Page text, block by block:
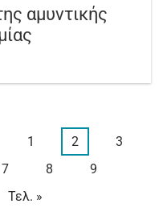
αμυντικής
Page
1
Τρέχουσα
σελίδα
2 Page
3
Page
7 Page
8 Page
9
Last
Τελ. »